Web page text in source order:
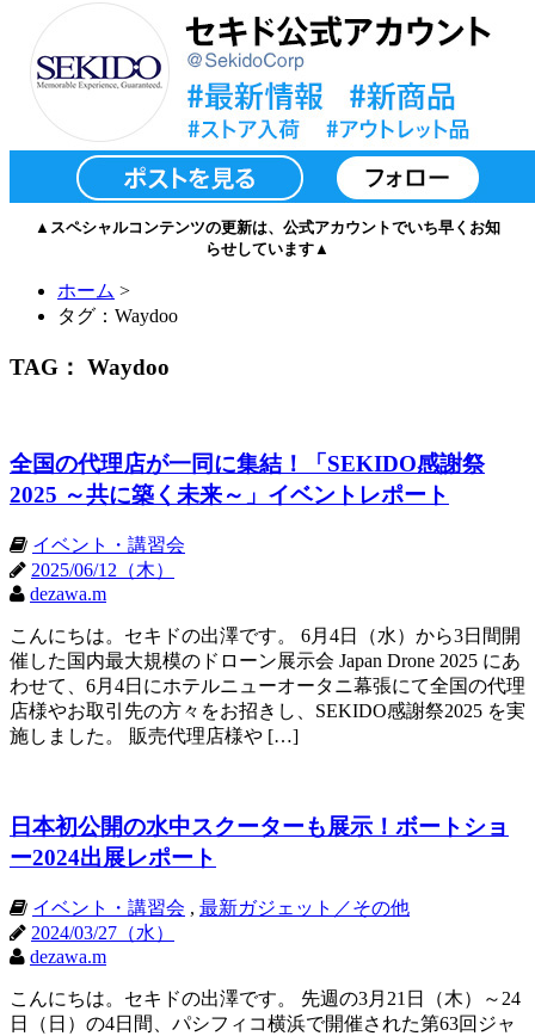
▲スペシャルコンテンツの更新は、公式アカウントでいち早くお知
らせしています▲
ホーム >
タグ：Waydoo
TAG： Waydoo
全国の代理店が一同に集結！「SEKIDO感謝祭
2025 ～共に築く未来～」イベントレポート
イベント・講習会
2025/06/12（木）
dezawa.m
こんにちは。セキドの出澤です。 6月4日（水）から3日間開
催した国内最大規模のドローン展示会 Japan Drone 2025 にあ
わせて、6月4日にホテルニューオータニ幕張にて全国の代理
店様やお取引先の方々をお招きし、SEKIDO感謝祭2025 を実
施しました。 販売代理店様や […]
日本初公開の水中スクーターも展示！ボートショ
ー2024出展レポート
イベント・講習会 , 最新ガジェット／その他
2024/03/27（水）
dezawa.m
こんにちは。セキドの出澤です。 先週の3月21日（木）～24
日（日）の4日間、パシフィコ横浜で開催された第63回ジャ